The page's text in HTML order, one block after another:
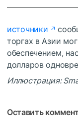
источники
торгах в Азии
обеспечением,
долларов
Иллюстрация:
Оставить